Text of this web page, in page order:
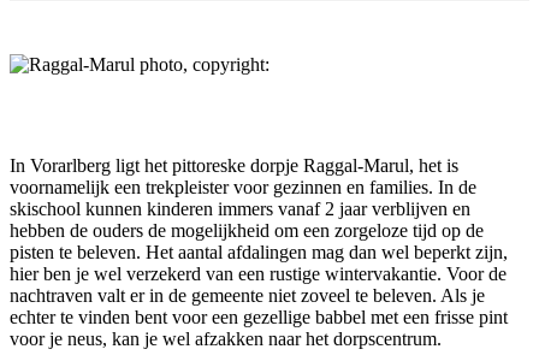
In Vorarlberg ligt het pittoreske dorpje Raggal-Marul, het is
voornamelijk een trekpleister voor gezinnen en families. In de
skischool kunnen kinderen immers vanaf 2 jaar verblijven en
hebben de ouders de mogelijkheid om een zorgeloze tijd op de
pisten te beleven. Het aantal afdalingen mag dan wel beperkt zijn,
hier ben je wel verzekerd van een rustige wintervakantie. Voor de
nachtraven valt er in de gemeente niet zoveel te beleven. Als je
echter te vinden bent voor een gezellige babbel met een frisse pint
voor je neus, kan je wel afzakken naar het dorpscentrum.